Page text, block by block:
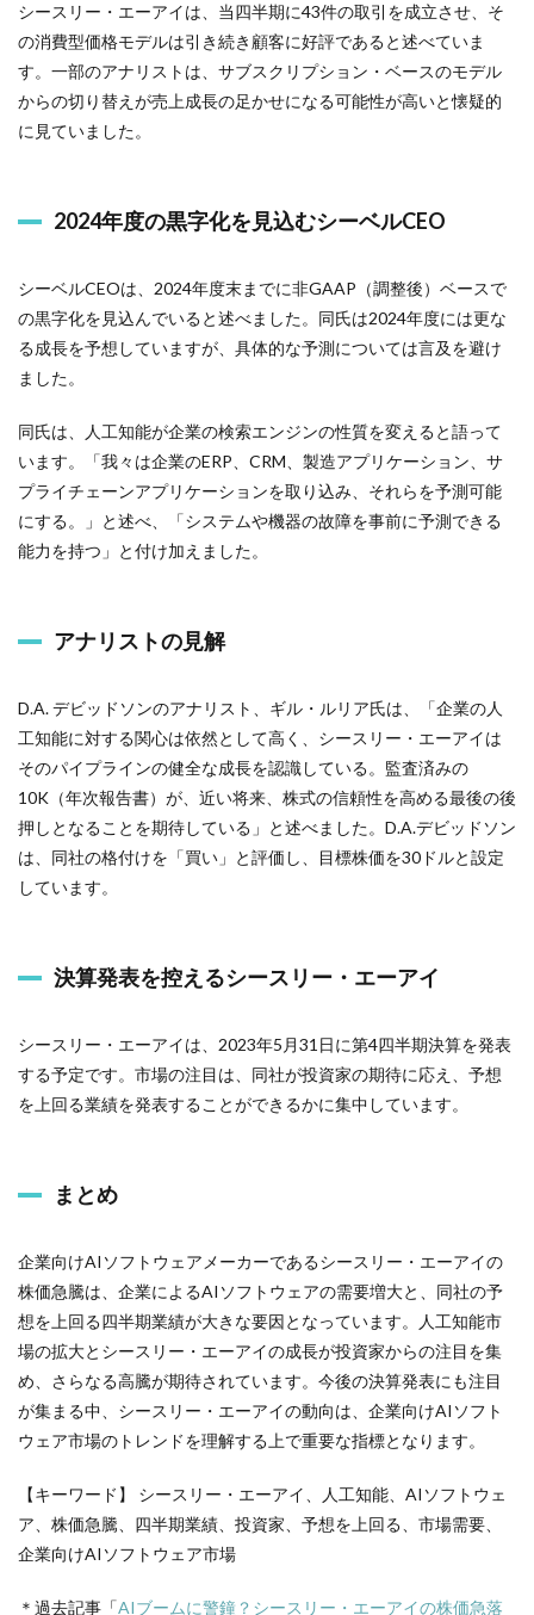
シースリー・エーアイは、当四半期に43件の取引を成立させ、そ
の消費型価格モデルは引き続き顧客に好評であると述べていま
す。一部のアナリストは、サブスクリプション・ベースのモデル
からの切り替えが売上成長の足かせになる可能性が高いと懐疑的
に見ていました。
2024年度の黒字化を見込むシーベルCEO
シーベルCEOは、2024年度末までに非GAAP（調整後）ベースで
の黒字化を見込んでいると述べました。同氏は2024年度には更な
る成長を予想していますが、具体的な予測については言及を避け
ました。
同氏は、人工知能が企業の検索エンジンの性質を変えると語って
います。「我々は企業のERP、CRM、製造アプリケーション、サ
プライチェーンアプリケーションを取り込み、それらを予測可能
にする。」と述べ、「システムや機器の故障を事前に予測できる
能力を持つ」と付け加えました。
アナリストの見解
D.A. デビッドソンのアナリスト、ギル・ルリア氏は、「企業の人
工知能に対する関心は依然として高く、シースリー・エーアイは
そのパイプラインの健全な成長を認識している。監査済みの
10K（年次報告書）が、近い将来、株式の信頼性を高める最後の後
押しとなることを期待している」と述べました。D.A.デビッドソン
は、同社の格付けを「買い」と評価し、目標株価を30ドルと設定
しています。
決算発表を控えるシースリー・エーアイ
シースリー・エーアイは、2023年5月31日に第4四半期決算を発表
する予定です。市場の注目は、同社が投資家の期待に応え、予想
を上回る業績を発表することができるかに集中しています。
まとめ
企業向けAIソフトウェアメーカーであるシースリー・エーアイの
株価急騰は、企業によるAIソフトウェアの需要増大と、同社の予
想を上回る四半期業績が大きな要因となっています。人工知能市
場の拡大とシースリー・エーアイの成長が投資家からの注目を集
め、さらなる高騰が期待されています。今後の決算発表にも注目
が集まる中、シースリー・エーアイの動向は、企業向けAIソフト
ウェア市場のトレンドを理解する上で重要な指標となります。
【キーワード】 シースリー・エーアイ、人工知能、AIソフトウェ
ア、株価急騰、四半期業績、投資家、予想を上回る、市場需要、
企業向けAIソフトウェア市場
＊過去記事「AIブームに警鐘？シースリー・エーアイの株価急落